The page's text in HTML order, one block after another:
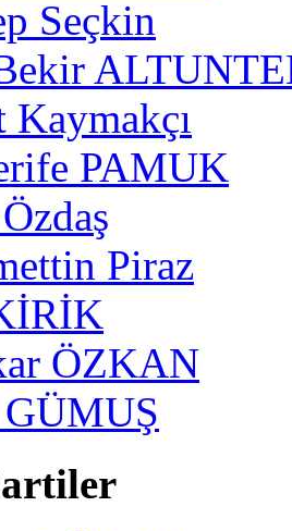
Seçkin
Kaymakçı
PAMUK
Piraz
ÖZKAN